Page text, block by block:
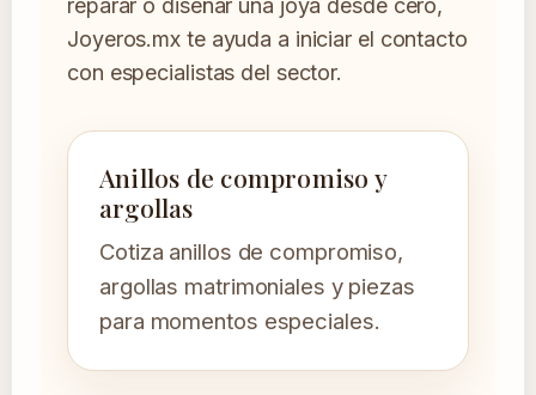
reparar o diseñar una joya desde cero,
Joyeros.mx te ayuda a iniciar el contacto
con especialistas del sector.
Anillos de compromiso y
argollas
Cotiza anillos de compromiso,
argollas matrimoniales y piezas
para momentos especiales.